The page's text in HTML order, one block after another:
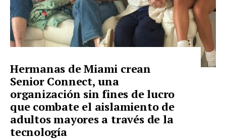
Hermanas de Miami crean
Senior Connect, una
organización sin fines de lucro
que combate el aislamiento de
adultos mayores a través de la
tecnología